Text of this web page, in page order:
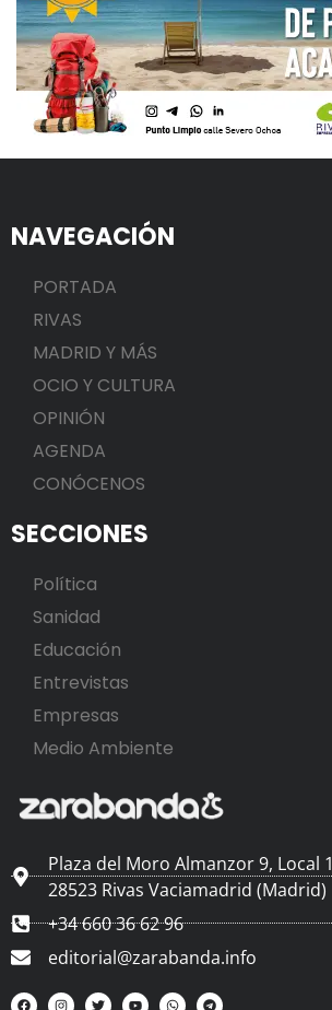
NAVEGACIÓN
PORTADA
RIVAS
MADRID Y MÁS
OCIO Y CULTURA
OPINIÓN
AGENDA
CONÓCENOS
SECCIONES
Política
Sanidad
Educación
Entrevistas
Empresas
Medio Ambiente
Plaza del Moro Almanzor 9, Local 1
28523 Rivas Vaciamadrid (Madrid)
+34 660 36 62 96
editorial@zarabanda.info